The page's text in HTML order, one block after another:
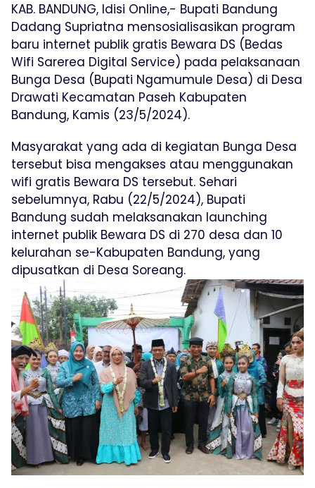
KAB. BANDUNG, Idisi Online,- Bupati Bandung
Dadang Supriatna mensosialisasikan program
baru internet publik gratis Bewara DS (Bedas
Wifi Sarerea Digital Service) pada pelaksanaan
Bunga Desa (Bupati Ngamumule Desa) di Desa
Drawati Kecamatan Paseh Kabupaten
Bandung, Kamis (23/5/2024).
Masyarakat yang ada di kegiatan Bunga Desa
tersebut bisa mengakses atau menggunakan
wifi gratis Bewara DS tersebut. Sehari
sebelumnya, Rabu (22/5/2024), Bupati
Bandung sudah melaksanakan launching
internet publik Bewara DS di 270 desa dan 10
kelurahan se-Kabupaten Bandung, yang
dipusatkan di Desa Soreang.